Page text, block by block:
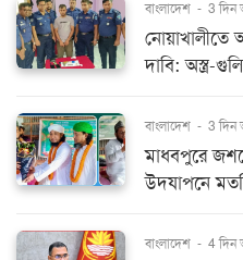
বাংলাদেশ - 3 দিন
নোয়াখালীতে
দাবি: অস্ত্র-
বাংলাদেশ - 3 দিন
মাধবপুরে
উদযাপনে
বাংলাদেশ - 4 দিন